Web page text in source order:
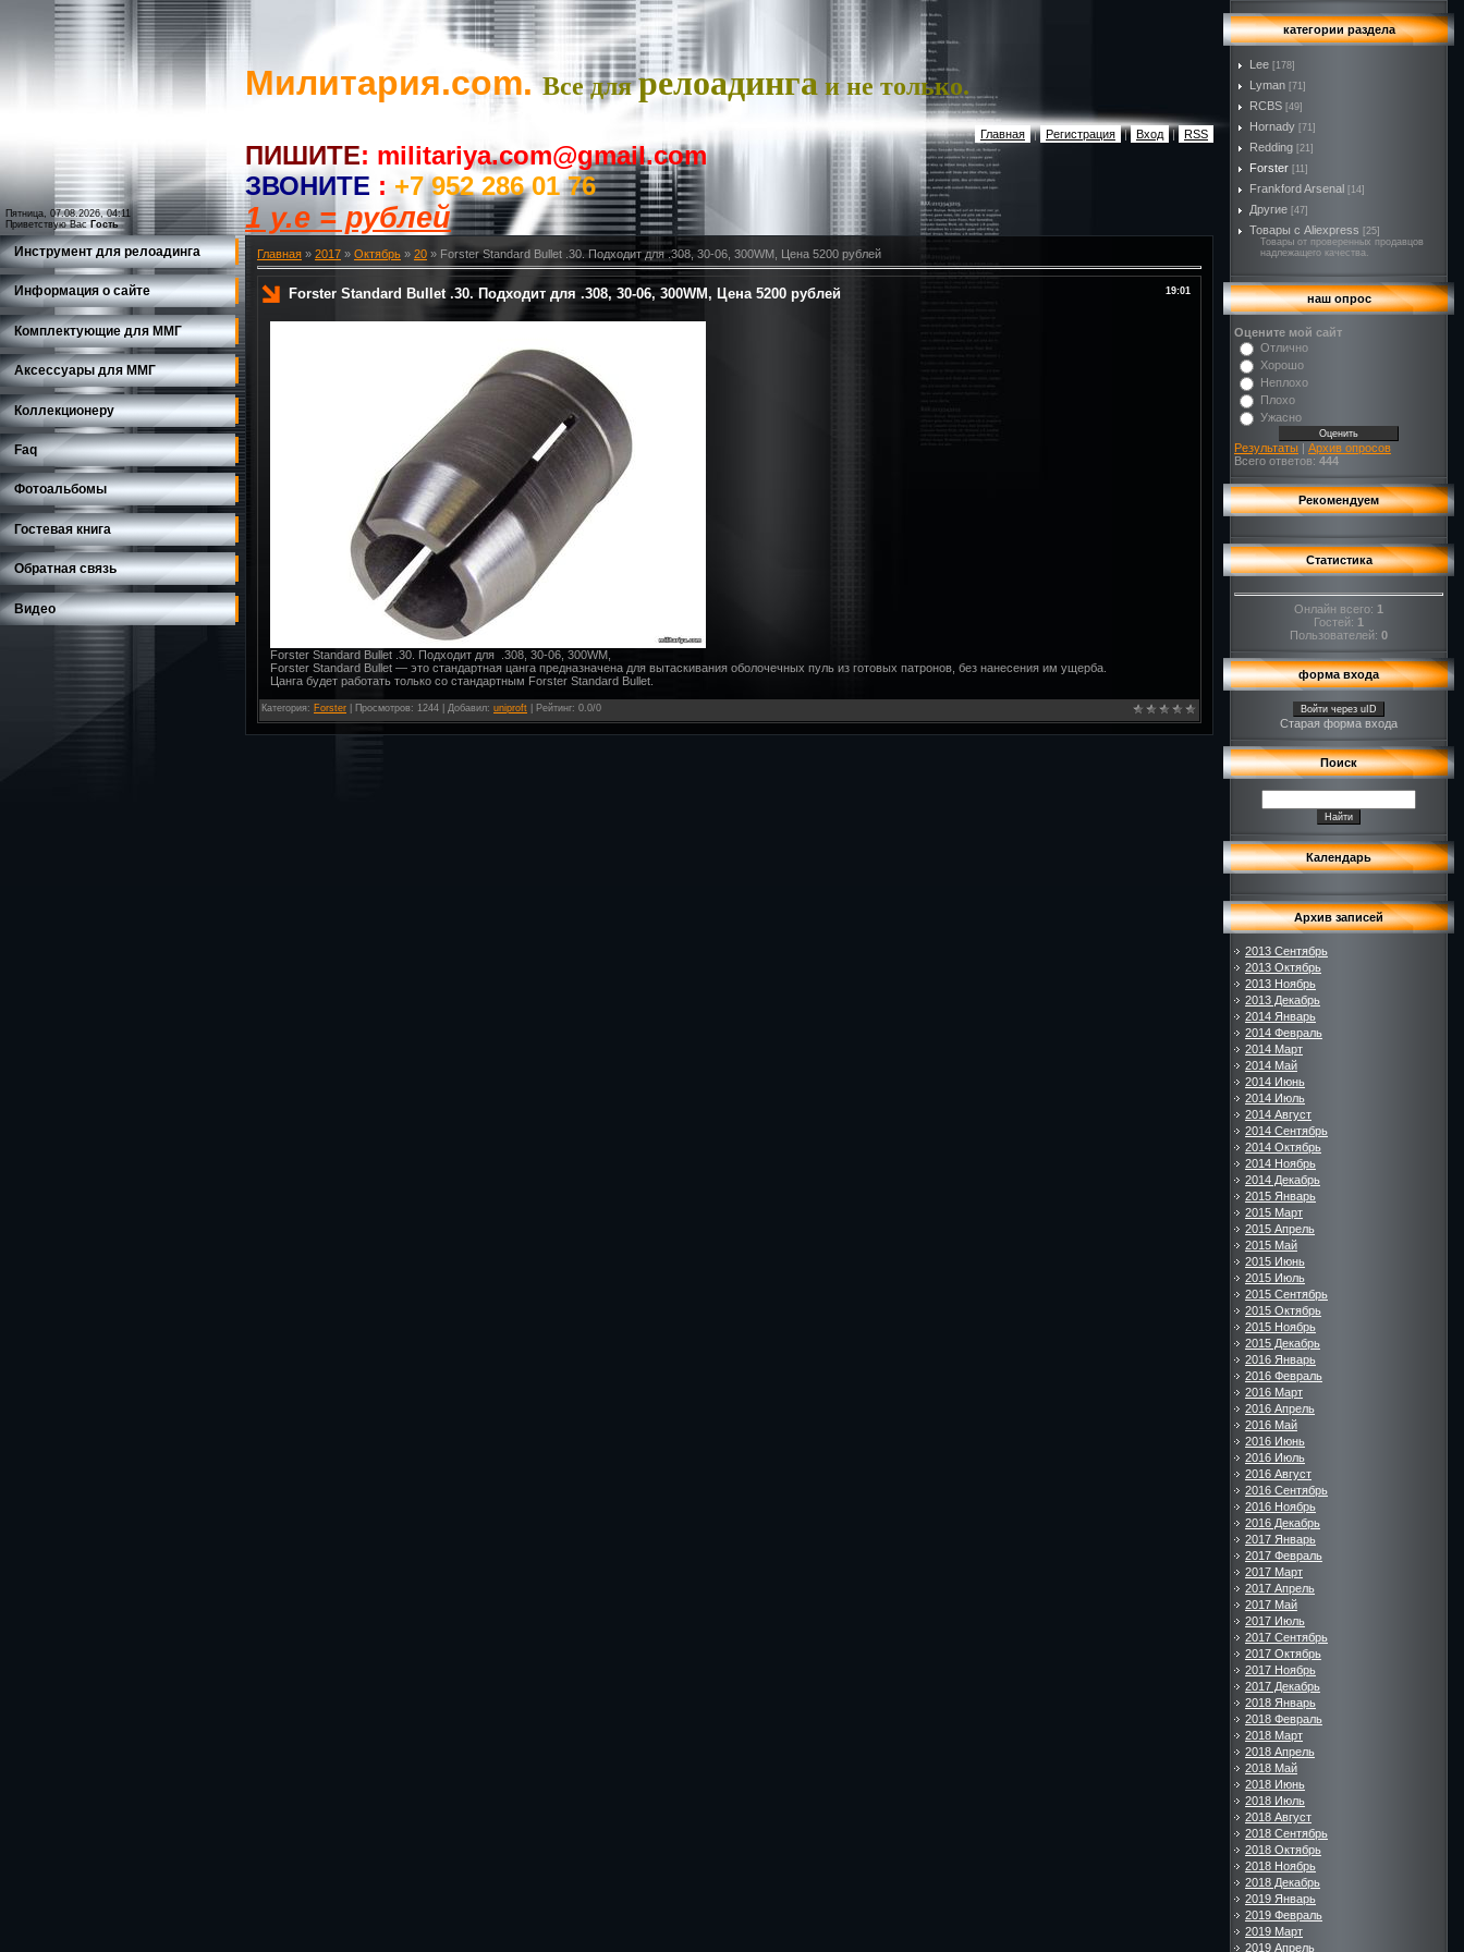
Пятница, 07.08.2026, 04:11
Приветствую Вас Гость
Милитария.com.Все длярелоадинга и не только.
Главная | Регистрация | Вход | RSS
ПИШИТЕ: militariya.com@gmail.com
ЗВОНИТЕ : +7 952 286 01 76
1 у.е = рублей
Инструмент для релоадинга
Информация о сайте
Комплектующие для ММГ
Аксессуары для ММГ
Коллекционеру
Faq
Фотоальбомы
Гостевая книга
Обратная связь
Видео
Главная » 2017 » Октябрь » 20 » Forster Standard Bullet .30. Подходит для .308, 30-06, 300WM, Цена 5200 рублей
19:01
Forster Standard Bullet .30. Подходит для .308, 30-06, 300WM, Цена 5200 рублей
Forster Standard Bullet .30. Подходит для .308, 30-06, 300WM,
Forster Standard Bullet — это стандартная цанга предназначена для вытаскивания оболочечных пуль из готовых патронов, без нанесения им ущерба.
Цанга будет работать только со стандартным Forster Standard Bullet.
Категория: Forster Просмотров: 1244 | Добавил: uniproft Рейтинг: 0.0/0
категории раздела
Lee [178]
Lyman [71]
RCBS [49]
Hornady [71]
Redding [21]
Forster [11]
Frankford Arsenal [14]
Другие [47]
Товары с Aliexpress [25]
Товары от проверенных продавцов
надлежащего качества.
наш опрос
Оцените мой сайт
Отлично
Хорошо
Неплохо
Плохо
Ужасно
Результаты | Архив опросов
Всего ответов: 444
Рекомендуем
Статистика
Онлайн всего: 1
Гостей: 1
Пользователей: 0
форма входа
Войти через uID
Старая форма входа
Поиск
Календарь
Архив записей
2013 Сентябрь
2013 Октябрь
2013 Ноябрь
2013 Декабрь
2014 Январь
2014 Февраль
2014 Март
2014 Май
2014 Июнь
2014 Июль
2014 Август
2014 Сентябрь
2014 Октябрь
2014 Ноябрь
2014 Декабрь
2015 Январь
2015 Март
2015 Апрель
2015 Май
2015 Июнь
2015 Июль
2015 Сентябрь
2015 Октябрь
2015 Ноябрь
2015 Декабрь
2016 Январь
2016 Февраль
2016 Март
2016 Апрель
2016 Май
2016 Июнь
2016 Июль
2016 Август
2016 Сентябрь
2016 Ноябрь
2016 Декабрь
2017 Январь
2017 Февраль
2017 Март
2017 Апрель
2017 Май
2017 Июль
2017 Сентябрь
2017 Октябрь
2017 Ноябрь
2017 Декабрь
2018 Январь
2018 Февраль
2018 Март
2018 Апрель
2018 Май
2018 Июнь
2018 Июль
2018 Август
2018 Сентябрь
2018 Октябрь
2018 Ноябрь
2018 Декабрь
2019 Январь
2019 Февраль
2019 Март
2019 Апрель